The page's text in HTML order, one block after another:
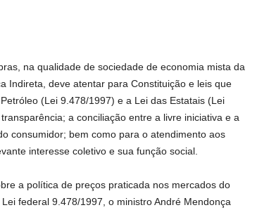
na qualidade de sociedade de economia mista da
Indireta, deve atentar para Constituição e leis que
(Lei 9.478/1997) e a Lei das Estatais (Lei
a conciliação entre a livre iniciativa e a
consumidor; bem como para o atendimento aos
interesse coletivo e sua função social.
a política de preços praticada nos mercados do
federal 9.478/1997, o ministro André Mendonça